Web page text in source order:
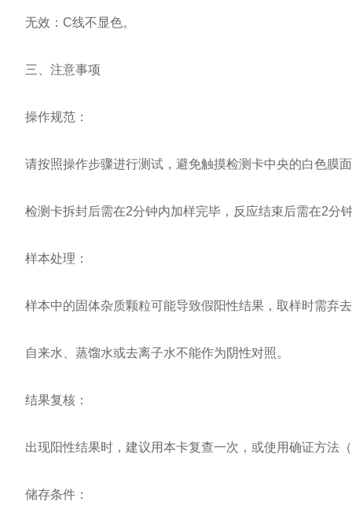
无效：C线不显色。
三、注意事项
操作规范：
请按照操作步骤进行测试，避免触摸检测卡中央的白色膜
检测卡拆封后需在2分钟内加样完毕，反应结束后需在2分
样本处理：
样本中的固体杂质颗粒可能导致假阳性结果，取样时需弃
自来水、蒸馏水或去离子水不能作为阴性对照。
结果复核：
出现阳性结果时，建议用本卡复查一次，或使用确证方法（
储存条件：